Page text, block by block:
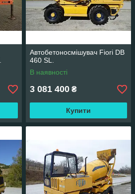
Автобетоносмішувач Fiori DB
460 SL.
В наявності
3 081 400 ₴
Купити